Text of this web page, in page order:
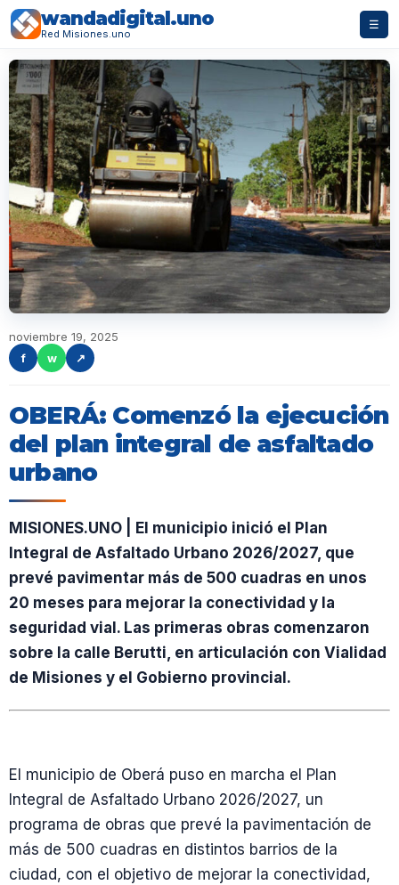
wandadigital.uno
Red Misiones.uno
☰
noviembre 19, 2025
f
w ↗
OBERÁ: Comenzó la ejecución
del plan integral de asfaltado
urbano
MISIONES.UNO | El municipio inició el Plan
Integral de Asfaltado Urbano 2026/2027, que
prevé pavimentar más de 500 cuadras en unos
20 meses para mejorar la conectividad y la
seguridad vial. Las primeras obras comenzaron
sobre la calle Berutti, en articulación con Vialidad
de Misiones y el Gobierno provincial.
El municipio de Oberá puso en marcha el Plan
Integral de Asfaltado Urbano 2026/2027, un
programa de obras que prevé la pavimentación de
más de 500 cuadras en distintos barrios de la
ciudad, con el objetivo de mejorar la conectividad,